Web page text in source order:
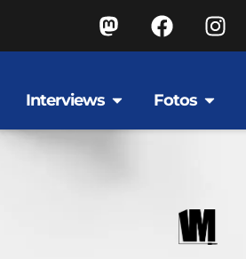
Interviews Fotos